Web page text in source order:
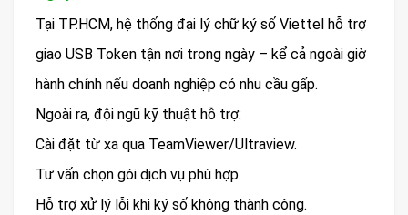
Tại TP.HCM, hệ thống đại lý chữ ký số Viettel hỗ trợ
giao USB Token tận nơi trong ngày – kể cả ngoài giờ
hành chính nếu doanh nghiệp có nhu cầu gấp.
Ngoài ra, đội ngũ kỹ thuật hỗ trợ:
Cài đặt từ xa qua TeamViewer/Ultraview.
Tư vấn chọn gói dịch vụ phù hợp.
Hỗ trợ xử lý lỗi khi ký số không thành công.